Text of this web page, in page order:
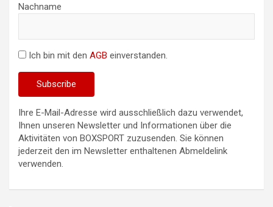
Nachname
Ich bin mit den AGB einverstanden.
Ihre E-Mail-Adresse wird ausschließlich dazu verwendet,
Ihnen unseren Newsletter und Informationen über die
Aktivitäten von BOXSPORT zuzusenden. Sie können
jederzeit den im Newsletter enthaltenen Abmeldelink
verwenden.